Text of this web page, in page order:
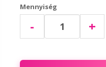
Mennyiség
- +